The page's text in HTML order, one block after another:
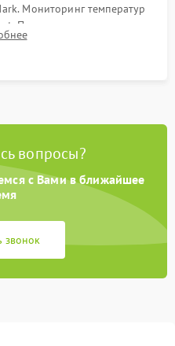
Мониторинг температур
Проверка на отсутствие
драйвера и зависаний.
вопросы?
с Вами в ближайшее
звонок